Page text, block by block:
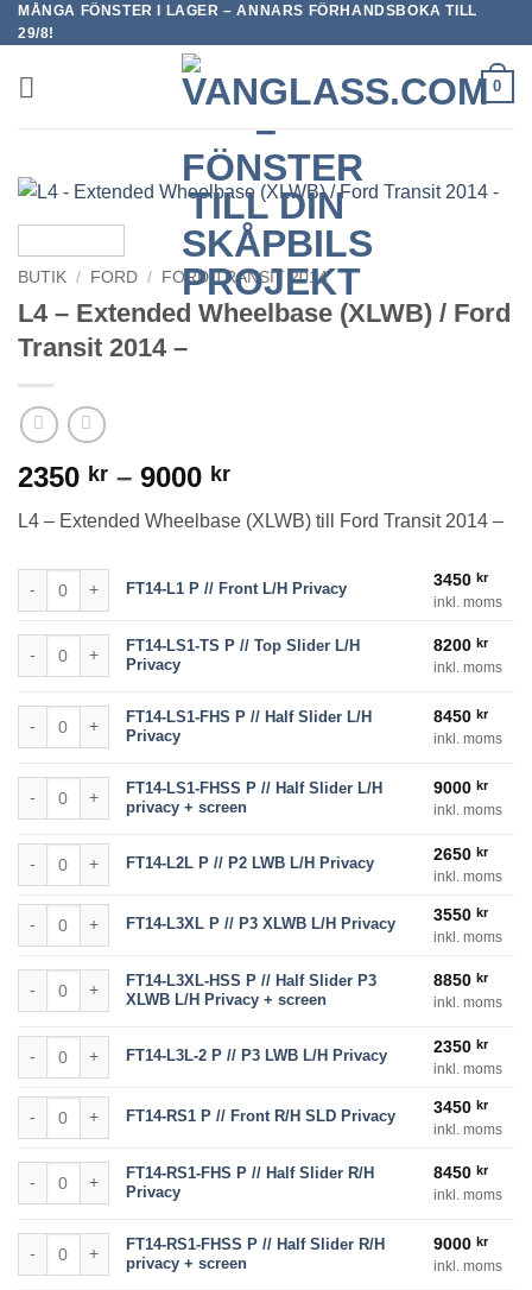
Skip
to
content
MÅNGA FÖNSTER I LAGER – ANNARS FÖRHANDSBOKA TILL
29/8!
0
BUTIK / FORD / FORD TRANSIT 2014
L4 – Extended Wheelbase (XLWB) / Ford
Transit 2014 –
2350 kr – 9000 krPrisintervall:
till
L4 – Extended Wheelbase (XLWB) till Ford Transit 2014 –
FT14-L1 P // Front L/H Privacy mängd
FT14-L1 P // Front L/H Privacy 3450kr
inkl. moms
FT14-LS1-TS P // Top Slider L/H Privacy mängd
FT14-LS1-TS P // Top Slider L/H
Privacy
8200kr
inkl. moms
FT14-LS1-FHS P // Half Slider L/H Privacy mängd
FT14-LS1-FHS P // Half Slider L/H
Privacy
8450kr
inkl. moms
FT14-LS1-FHSS P // Half Slider L/H privacy + screen mängd
FT14-LS1-FHSS P // Half Slider L/H
privacy + screen
9000kr
inkl. moms
FT14-L2L P // P2 LWB L/H Privacy mängd
FT14-L2L P // P2 LWB L/H Privacy 2650kr
inkl. moms
FT14-L3XL P // P3 XLWB L/H Privacy mängd
FT14-L3XL P // P3 XLWB L/H Privacy 3550kr
inkl. moms
FT14-L3XL-HSS P // Half Slider P3 XLWB L/H Privacy + screen mängd
FT14-L3XL-HSS P // Half Slider P3
XLWB L/H Privacy + screen
8850kr
inkl. moms
FT14-L3L-2 P // P3 LWB L/H Privacy mängd
FT14-L3L-2 P // P3 LWB L/H Privacy 2350kr
inkl. moms
FT14-RS1 P // Front R/H SLD Privacy mängd
FT14-RS1 P // Front R/H SLD Privacy 3450kr
inkl. moms
FT14-RS1-FHS P // Half Slider R/H Privacy mängd
FT14-RS1-FHS P // Half Slider R/H
Privacy
8450kr
inkl. moms
FT14-RS1-FHSS P // Half Slider R/H privacy + screen mängd
FT14-RS1-FHSS P // Half Slider R/H
privacy + screen
9000kr
inkl. moms